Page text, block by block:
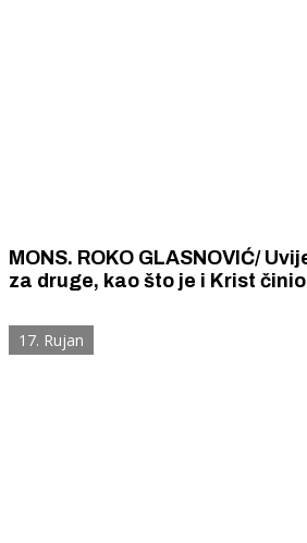
MONS. ROKO GLASNOVIĆ/ Uvijek je važno živjeti
za druge, kao što je i Krist činio
17. Rujan